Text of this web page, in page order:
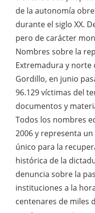
de la autonomía
durante el siglo XX.
pero de carácter
Nombres sobre la
Extremadura y norte
Gordillo, en junio
96.129 víctimas del
documentos y
Todos los nombres
2006 y representa
único para la
histórica de la
denuncia sobre la
instituciones a la
centenares de miles